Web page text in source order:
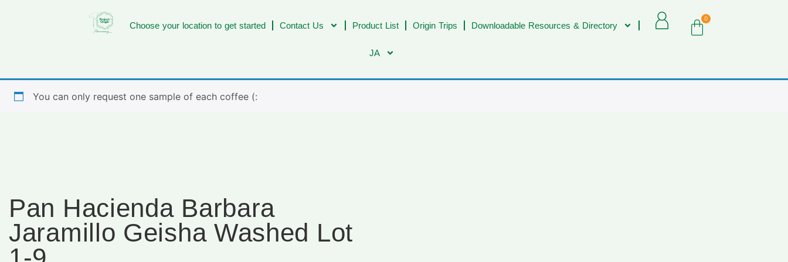
Choose your location to get started Contact Us Product List Origin Trips Downloadable Resources & Directory
JA
0
You can only request one sample of each coffee (:
Pan Hacienda Barbara
Jaramillo Geisha Washed Lot